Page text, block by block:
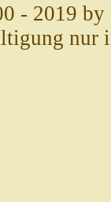
- 2019 by
nur